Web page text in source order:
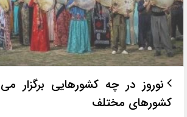
نوروز در چه کشورهایی برگزار
کشورهای مختلف